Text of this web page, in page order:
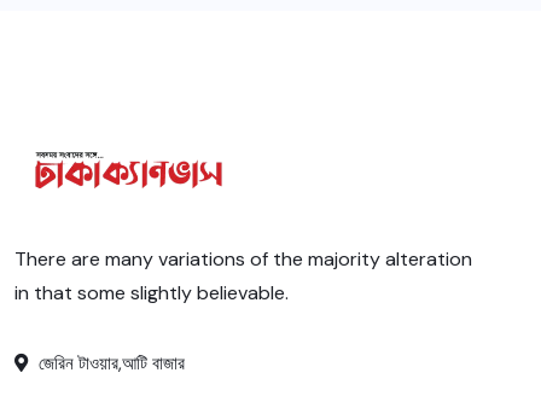
There are many variations of the majority alteration
in that some slightly believable.
জেরিন টাওয়ার,আটি বাজার